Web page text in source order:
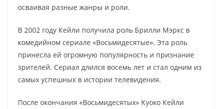
осваивая разные жанры и роли.
В 2002 году Кейли получила роль Брилли Мэркс в
комедийном сериале «Восьмидесятые». Эта роль
принесла ей огромную популярность и признание
зрителей. Сериал длился восемь лет и стал одним из
самых успешных в истории телевидения.
После окончания «Восьмидесятых» Куоко Кейли